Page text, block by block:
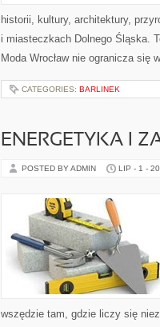
historii, kultury, architektury,
i miasteczkach Dolnego Śląska.
Moda Wrocław nie ogranicza się
CATEGORIES: BARLINEK
ENERGETYKA I
POSTED BY ADMIN LIP - 1 -
wszędzie tam, gdzie liczy się